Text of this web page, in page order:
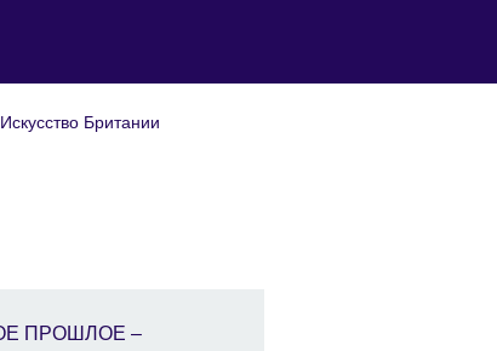
Британии
ПРОШЛОЕ –